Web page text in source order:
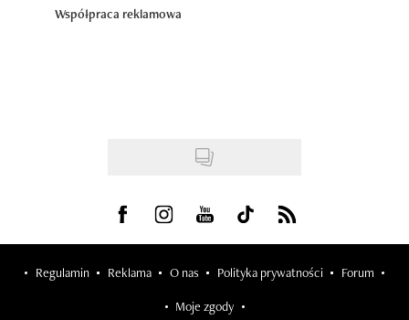
Współpraca reklamowa
Visit us on Facebook
Visit us on Instagram
Visit us on Youtube
Visit us on Tiktok
Visit us on Rss
Regulamin Reklama O nas Polityka prywatności Forum
Moje zgody